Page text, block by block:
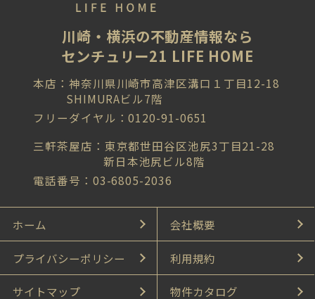
川崎・横浜の不動産情報なら
センチュリー21 LIFE HOME
本店：神奈川県川崎市高津区溝口１丁目12-18
SHIMURAビル7階
フリーダイヤル：0120-91-0651
三軒茶屋店：東京都世田谷区池尻3丁目21-28
新日本池尻ビル8階
電話番号：03-6805-2036
ホーム 会社概要
プライバシーポリシー 利用規約
サイトマップ 物件カタログ